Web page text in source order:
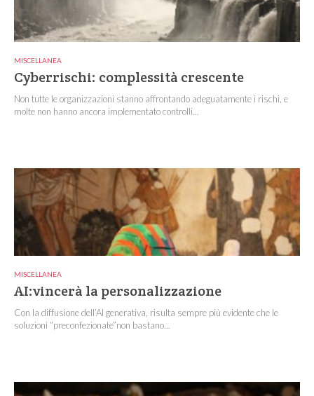
MISCELLANEA
Cyberrischi: complessità crescente
Non tutte le organizzazioni stanno affrontando adeguatamente i rischi, e
molte non hanno ancora implementato controlli...
MISCELLANEA
AI:vincerà la personalizzazione
Con la diffusione dell’AI generativa, risulta sempre più evidente che le
soluzioni “preconfezionate”non bastano...